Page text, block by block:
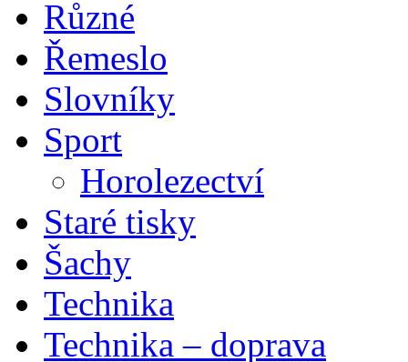
Různé
Řemeslo
Slovníky
Sport
Horolezectví
Staré tisky
Šachy
Technika
Technika – doprava